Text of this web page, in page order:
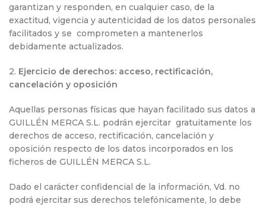
garantizan y responden, en cualquier caso, de la
exactitud, vigencia y autenticidad de los datos personales
facilitados y se comprometen a mantenerlos
debidamente actualizados.
2. Ejercicio de derechos: acceso, rectificación,
cancelación y oposición
Aquellas personas físicas que hayan facilitado sus datos a
GUILLÉN MERCA S.L. podrán ejercitar gratuitamente los
derechos de acceso, rectificación, cancelación y
oposición respecto de los datos incorporados en los
ficheros de GUILLÉN MERCA S.L.
Dado el carácter confidencial de la información, Vd. no
podrá ejercitar sus derechos telefónicamente, lo debe